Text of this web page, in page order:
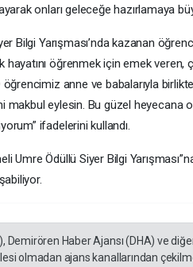
onları geleceğe hazırlamaya
Bilgi Yarışması’nda kazanan
öğrenmek için emek veren,
öğrencimiz anne ve babalarıyla
makbul eylesin. Bu güzel
ifadelerini kullandı.
Umre Ödüllü Siyer Bilgi
Demirören Haber Ajansı (DHA) ve
olmadan ajans kanallarından